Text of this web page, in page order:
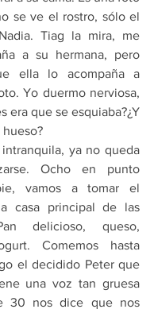
se ve el rostro, sólo el
Tiag la mira, me
a su hermana, pero
ella lo acompaña a
Yo duermo nerviosa,
era que se esquiaba?¿Y
Ocho en punto
vamos a tomar el
casa principal de las
delicioso, queso,
Comemos hasta
el decidido Peter que
una voz tan gruesa
30 nos dice que nos